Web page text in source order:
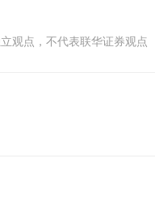
观点，不代表联华证券观点